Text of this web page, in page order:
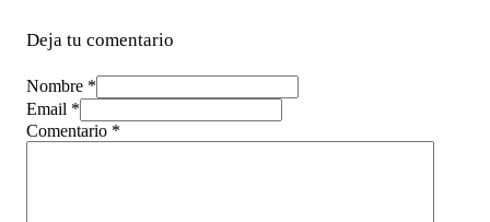
Deja tu comentario
Nombre *
Email *
Comentario *